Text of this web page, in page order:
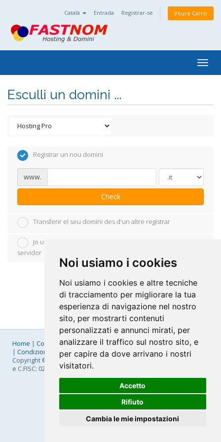
Noi usiamo i cookies
Noi usiamo i cookies e altre tecniche
di tracciamento per migliorare la tua
esperienza di navigazione nel nostro
sito, per mostrarti contenuti
personalizzati e annunci mirati, per
analizzare il traffico sul nostro sito, e
per capire da dove arrivano i nostri
visitatori.
Accetto
Rifiuto
Cambia le mie impostazioni
Català Entrada Registrar-se Veure Carro
Esculli un domini ...
Registrar un nou domini
www.
Check
Transferir el seu domini des d'un altre registrar
Jo utilitzaré el meu propi domini i modificaré els noms del
servidor
Home | Company|Listino Prezzi|Pagamenti |SLA|Privacy
| Condizioni Generali|Fatturazione Elettronica|Mappa
Copyright © 2026 FastNom Planetel S.p.A. - Divisione .Cloud - P.IVA
e C.FISC: 02831630161